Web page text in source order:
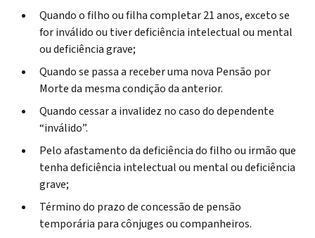
Quando o filho ou filha completar 21 anos, exceto se
for inválido ou tiver deficiência intelectual ou mental
ou deficiência grave;
Quando se passa a receber uma nova Pensão por
Morte da mesma condição da anterior.
Quando cessar a invalidez no caso do dependente
“inválido”.
Pelo afastamento da deficiência do filho ou irmão que
tenha deficiência intelectual ou mental ou deficiência
grave;
Término do prazo de concessão de pensão
temporária para cônjuges ou companheiros.